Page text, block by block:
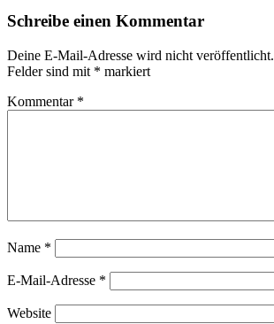
Schreibe einen Kommentar
Deine E-Mail-Adresse wird nicht veröffentlicht.
Felder sind mit * markiert
Kommentar *
Name *
E-Mail-Adresse *
Website